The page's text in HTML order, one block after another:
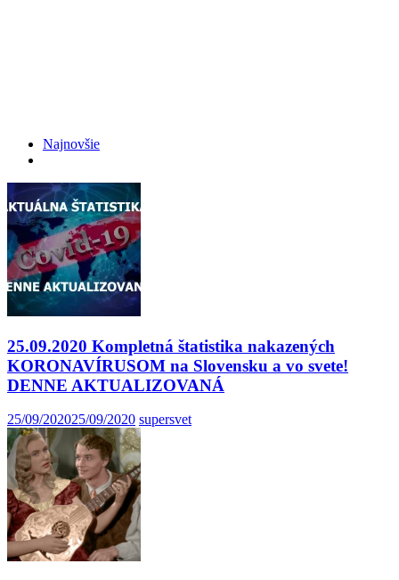
Najnovšie
25.09.2020 Kompletná štatistika nakazených
KORONAVÍRUSOM na Slovensku a vo svete!
DENNE AKTUALIZOVANÁ
25/09/202025/09/2020 supersvet